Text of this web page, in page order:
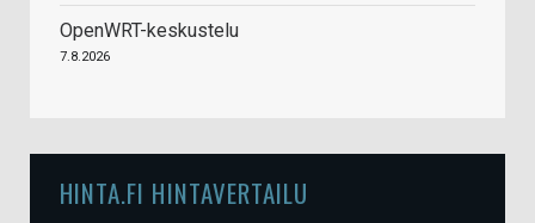
OpenWRT-keskustelu
7.8.2026
HINTA.FI HINTAVERTAILU